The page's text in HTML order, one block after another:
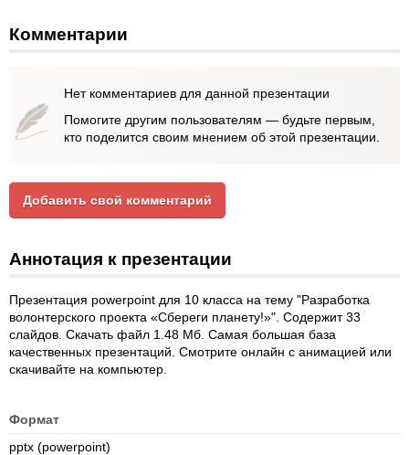
Комментарии
Нет комментариев для данной презентации
Помогите другим пользователям — будьте первым,
кто поделится своим мнением об этой презентации.
Добавить свой комментарий
Аннотация к презентации
Презентация powerpoint для 10 класса на тему "Разработка
волонтерского проекта «Сбереги планету!»". Содержит 33
слайдов. Скачать файл 1.48 Мб. Самая большая база
качественных презентаций. Смотрите онлайн с анимацией или
скачивайте на компьютер.
Формат
pptx (powerpoint)